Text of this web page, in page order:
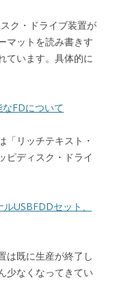
ク・ドライブ装置が
マットを読み書きす
ています。具体的に
FDについて
「リッチテキスト・
ピディスク・ドライ
USBFDDセット、
は既に生産が終了し
少なくなってきてい